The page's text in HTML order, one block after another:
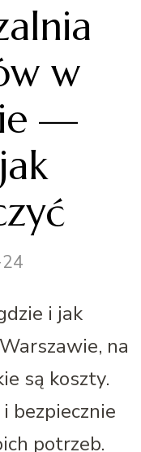
w
—
i jak
na
są koszty.
bezpiecznie
potrzeb.